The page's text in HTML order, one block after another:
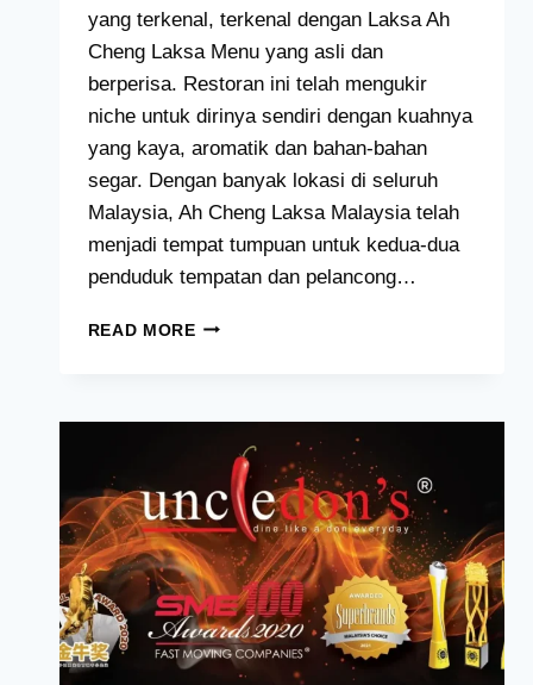
yang terkenal, terkenal dengan Laksa Ah
Cheng Laksa Menu yang asli dan
berperisa. Restoran ini telah mengukir
niche untuk dirinya sendiri dengan kuahnya
yang kaya, aromatik dan bahan-bahan
segar. Dengan banyak lokasi di seluruh
Malaysia, Ah Cheng Laksa Malaysia telah
menjadi tempat tumpuan untuk kedua-dua
penduduk tempatan dan pelancong…
READ MOREAH
HARGA
MALAYSIA
[2024
TERKINI
SENARAI]